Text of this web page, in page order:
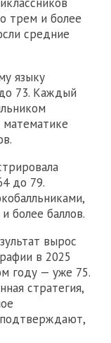
трем и более
средние
языку
73. Каждый
до 79.
более баллов.
вырос
в 2025
году — уже 75.
стратегия,